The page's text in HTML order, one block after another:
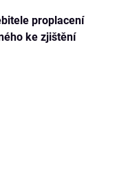
proplacení
ke zjištění